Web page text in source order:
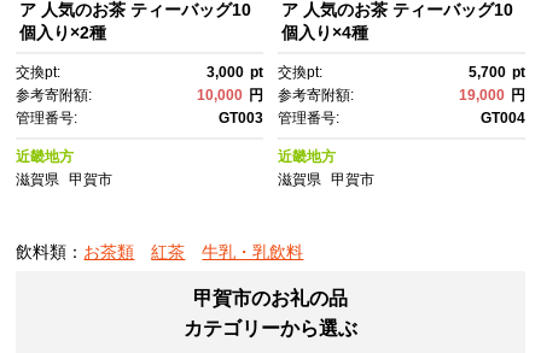
ア 人気のお茶 ティーバッグ10
個入り×2種
交換pt: 3,000 pt
参考寄附額:
10,000 円
管理番号:
GT003
近畿地方
滋賀県
甲賀市
ア 人気のお茶 ティーバッグ10
個入り×4種
交換pt: 5,700 pt
参考寄附額:
19,000 円
管理番号:
GT004
近畿地方
滋賀県 甲賀市
飲料類： お茶類 紅茶 牛乳・乳飲料
甲賀市のお礼の品
カテゴリーから選ぶ